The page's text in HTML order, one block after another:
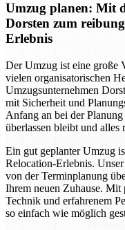
Umzug planen: Mit
Dorsten zum
Erlebnis
Der Umzug ist eine große
vielen organisatorischen
Umzugsunternehmen
mit Sicherheit und
Anfang an bei der
überlassen bleibt und alles
Ein gut geplanter Umzug
Relocation-Erlebnis.
von der Terminplanung
Ihrem neuen Zuhause. Mit
Technik und erfahrenem
so einfach wie möglich